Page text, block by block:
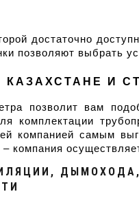
достаточно
позволяют выбрать
И
позволит вам
комплектации
компанией самым
компания